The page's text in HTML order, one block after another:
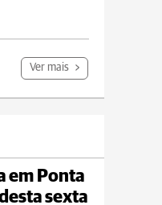
Ver mais
em Ponta
sexta